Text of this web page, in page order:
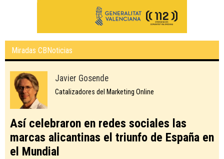
Miradas CBNoticias
Javier Gosende
Catalizadores del Marketing Online
Así celebraron en redes sociales las
marcas alicantinas el triunfo de España en
el Mundial